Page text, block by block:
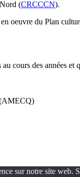
(CRCCCN).
oeuvre du Plan
cours des années et
(AMECQ)
sur notre site web.